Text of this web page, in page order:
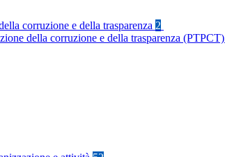
corruzione e della trasparenza 2
della corruzione e della trasparenza (PTPCT)